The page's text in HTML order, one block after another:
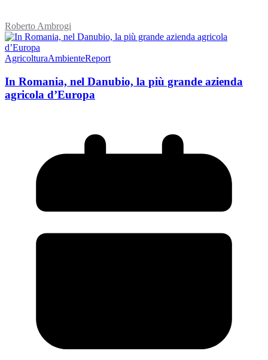
Roberto Ambrogi
AgricolturaAmbienteReport
In Romania, nel Danubio, la più grande azienda
agricola d’Europa